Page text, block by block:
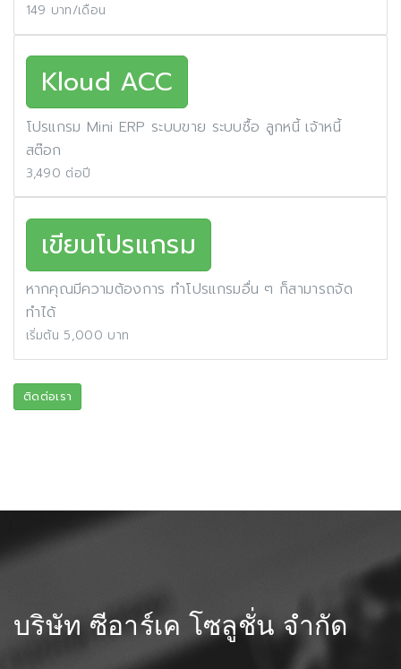
149 บาท/เดือน
Kloud ACC
โปรแกรม Mini ERP ระบบขาย ระบบซื้อ ลูกหนี้ เจ้าหนี้
สต๊อก
3,490 ต่อปี
เขียนโปรแกรม
หากคุณมีความต้องการ ทำโปรแกรมอื่น ๆ ก็สามารถจัด
ทำได้
เริ่มต้น 5,000 บาท
ติดต่อเรา
บริษัท ซีอาร์เค โซลูชั่น จำกัด